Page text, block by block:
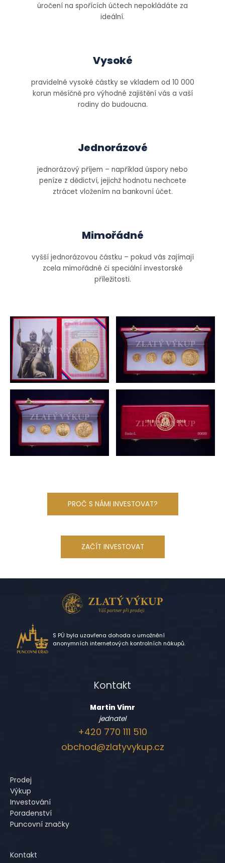
úročení na spořících účtech nepokládáte za
ideální.
Vysoké
pravidelné vysoké částky se vkladem od 10 000
korun měsíčně pro výhodné zajištění vás a vaší
rodiny do budoucna.
Jednorázové
jednorázový příjem – například úspory nebo
peníze z dědictví, jejichž hodnotu nechcete
ztrácet vložením na bankovní účet.
Mimořádné
vyšší jednorázovou částku – pokud vás zajímají
zcela mimořádné či speciální investorské
příležitosti.
PROČ S NÁMI INVESTOVAT?
ZAČÍT INVESTOVAT
S PÚ byla uzavřena dohoda o umožnění
anonymních internetových kontrolních nákupů.
Kontakt
Martin Vimr
jednatel
+420 770 111 510
obchod@zlatyvykup.cz
Prodej
Výkup
Investování
Poradenství
Puncovní značky
Kontakt